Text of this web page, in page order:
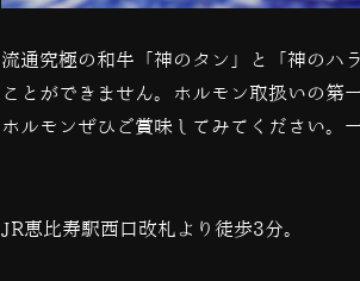
流通究極の和牛「神のタン」と「神のハ
ことができません。ホルモン取扱いの第
ホルモンぜひご賞味してみてください。
JR恵比寿駅西口改札より徒歩3分。